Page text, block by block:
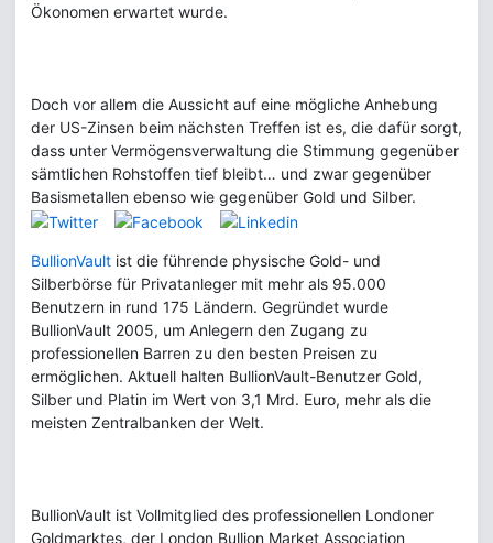
Ökonomen erwartet wurde.
Doch vor allem die Aussicht auf eine mögliche Anhebung
der US-Zinsen beim nächsten Treffen ist es, die dafür sorgt,
dass unter Vermögensverwaltung die Stimmung gegenüber
sämtlichen Rohstoffen tief bleibt… und zwar gegenüber
Basismetallen ebenso wie gegenüber Gold und Silber.
BullionVault ist die führende physische Gold- und
Silberbörse für Privatanleger mit mehr als 95.000
Benutzern in rund 175 Ländern. Gegründet wurde
BullionVault 2005, um Anlegern den Zugang zu
professionellen Barren zu den besten Preisen zu
ermöglichen. Aktuell halten BullionVault-Benutzer Gold,
Silber und Platin im Wert von 3,1 Mrd. Euro, mehr als die
meisten Zentralbanken der Welt.
BullionVault ist Vollmitglied des professionellen Londoner
Goldmarktes, der London Bullion Market Association